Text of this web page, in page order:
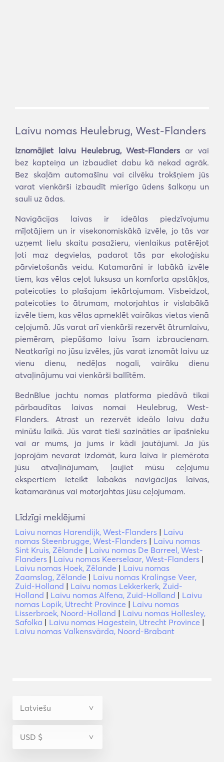
Laivu nomas Heulebrug, West-Flanders
Iznomājiet laivu Heulebrug, West-Flanders ar vai
bez kapteiņa un izbaudiet dabu kā nekad agrāk.
Bez skaļām automašīnu vai cilvēku trokšņiem jūs
varat vienkārši izbaudīt mierīgo ūdens šalkoņu un
sauli uz ādas.
Navigācijas laivas ir ideālas piedzīvojumu
mīļotājiem un ir visekonomiskākā izvēle, jo tās var
uzņemt lielu skaitu pasažieru, vienlaikus patērējot
ļoti maz degvielas, padarot tās par ekoloģisku
pārvietošanās veidu. Katamarāni ir labākā izvēle
tiem, kas vēlas ceļot luksusa un komforta apstākļos,
pateicoties to plašajam iekārtojumam. Visbeidzot,
pateicoties to ātrumam, motorjahtas ir vislabākā
izvēle tiem, kas vēlas apmeklēt vairākas vietas vienā
ceļojumā. Jūs varat arī vienkārši rezervēt ātrumlaivu,
piemēram, piepūšamo laivu īsam izbraucienam.
Neatkarīgi no jūsu izvēles, jūs varat iznomāt laivu uz
vienu dienu, nedēļas nogali, vairāku dienu
atvaļinājumu vai vienkārši ballītēm.
BednBlue jachtu nomas platforma piedāvā tikai
pārbaudītas laivas nomai Heulebrug, West-
Flanders. Atrast un rezervēt ideālo laivu dažu
minūšu laikā. Jūs varat tieši sazināties ar īpašnieku
vai ar mums, ja jums ir kādi jautājumi. Ja jūs
joprojām nevarat izdomāt, kura laiva ir piemērota
jūsu atvaļinājumam, ļaujiet mūsu ceļojumu
ekspertiem ieteikt labākās navigācijas laivas,
katamarānus vai motorjahtas jūsu ceļojumam.
Līdzīgi meklējumi
Laivu nomas Harendijk, West-Flanders | Laivu
nomas Steenbrugge, West-Flanders | Laivu nomas
Sint Kruis, Zēlande | Laivu nomas De Barreel, West-
Flanders | Laivu nomas Keerselaar, West-Flanders |
Laivu nomas Hoek, Zēlande | Laivu nomas
Zaamslag, Zēlande | Laivu nomas Kralingse Veer,
Zuid-Holland | Laivu nomas Lekkerkerk, Zuid-
Holland | Laivu nomas Alfena, Zuid-Holland | Laivu
nomas Lopik, Utrecht Province | Laivu nomas
Lisserbroek, Noord-Holland | Laivu nomas Hollesley,
Safolka | Laivu nomas Hagestein, Utrecht Province |
Laivu nomas Valkensvārda, Noord-Brabant